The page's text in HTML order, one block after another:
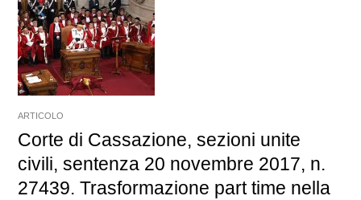
ARTICOLO
Corte di Cassazione, sezioni unite
civili, sentenza 20 novembre 2017, n.
27439. Trasformazione part time nella